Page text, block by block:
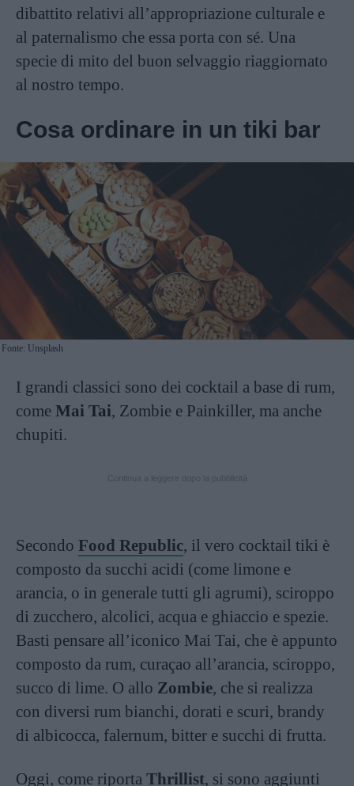
dibattito relativi all’appropriazione culturale e
al paternalismo che essa porta con sé. Una
specie di mito del buon selvaggio riaggiornato
al nostro tempo.
Cosa ordinare in un tiki bar
Fonte: Unsplash
I grandi classici sono dei cocktail a base di rum,
come Mai Tai, Zombie e Painkiller, ma anche
chupiti.
Secondo Food Republic, il vero cocktail tiki è
composto da succhi acidi (come limone e
arancia, o in generale tutti gli agrumi), sciroppo
di zucchero, alcolici, acqua e ghiaccio e spezie.
Basti pensare all’iconico Mai Tai, che è appunto
composto da rum, curaçao all’arancia, sciroppo,
succo di lime. O allo Zombie, che si realizza
con diversi rum bianchi, dorati e scuri, brandy
di albicocca, falernum, bitter e succhi di frutta.
Oggi, come riporta Thrillist, si sono aggiunti